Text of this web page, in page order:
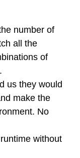
number of
all the
of
us they would
make the
No
without